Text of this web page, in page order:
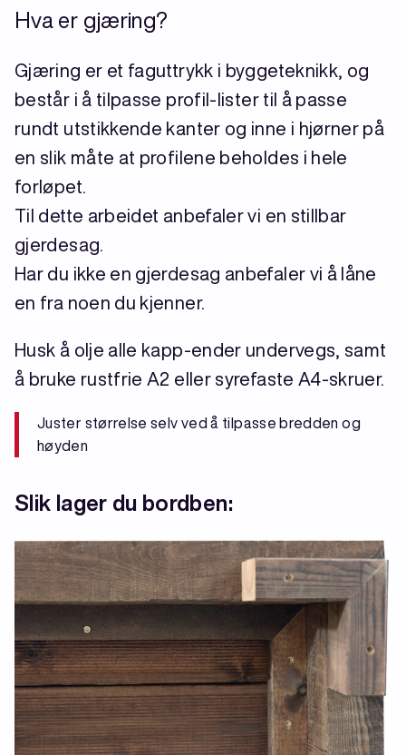
Hva er gjæring?
Gjæring er et faguttrykk i byggeteknikk, og
består i å tilpasse profil-lister til å passe
rundt utstikkende kanter og inne i hjørner på
en slik måte at profilene beholdes i hele
forløpet.
Til dette arbeidet anbefaler vi en stillbar
gjerdesag.
Har du ikke en gjerdesag anbefaler vi å låne
en fra noen du kjenner.
Husk å olje alle kapp-ender undervegs, samt
å bruke rustfrie A2 eller syrefaste A4-skruer.
Juster størrelse selv ved å tilpasse bredden og
høyden
Slik lager du bordben: